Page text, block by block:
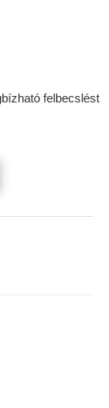
felbecslést